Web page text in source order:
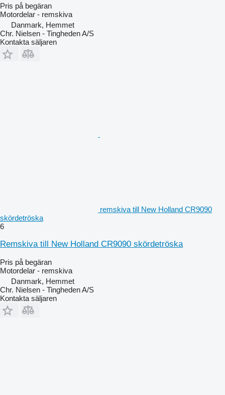
Pris på begäran
Motordelar - remskiva
Danmark, Hemmet
Chr. Nielsen - Tingheden A/S
Kontakta säljaren
remskiva till New Holland CR9090
skördetröska
6
Remskiva till New Holland CR9090 skördetröska
Pris på begäran
Motordelar - remskiva
Danmark, Hemmet
Chr. Nielsen - Tingheden A/S
Kontakta säljaren